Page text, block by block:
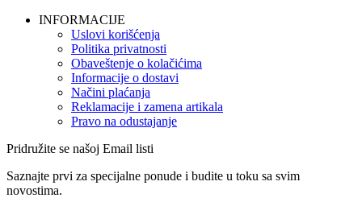
INFORMACIJE
Uslovi korišćenja
Politika privatnosti
Obaveštenje o kolačićima
Informacije o dostavi
Načini plaćanja
Reklamacije i zamena artikala
Pravo na odustajanje
Pridružite se našoj Email listi
Saznajte prvi za specijalne ponude i budite u toku sa svim
novostima.